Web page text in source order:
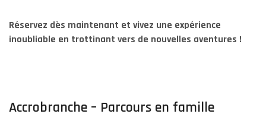
Réservez dès maintenant et vivez une expérience
inoubliable en trottinant vers de nouvelles aventures !
Accrobranche – Parcours en famille